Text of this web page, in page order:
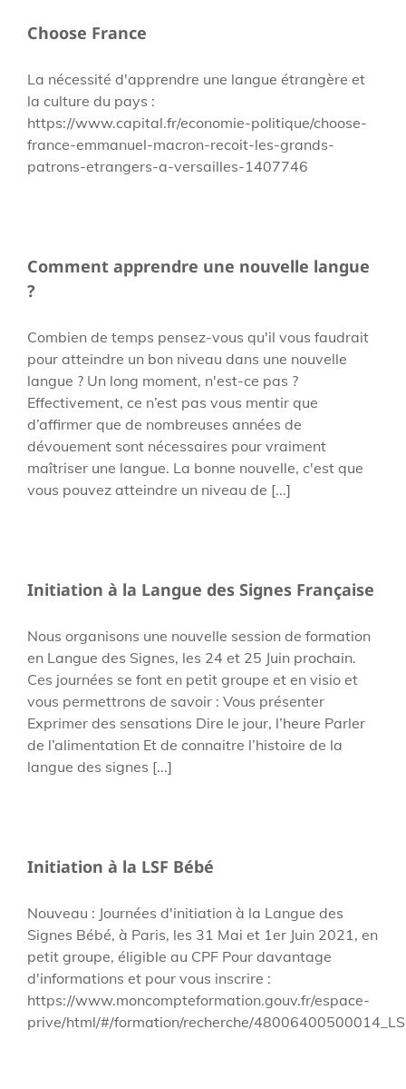
Choose France
La nécessité d'apprendre une langue étrangère et
la culture du pays :
https://www.capital.fr/economie-politique/choose-
france-emmanuel-macron-recoit-les-grands-
patrons-etrangers-a-versailles-1407746
Comment apprendre une nouvelle langue
?
Combien de temps pensez-vous qu'il vous faudrait
pour atteindre un bon niveau dans une nouvelle
langue ? Un long moment, n'est-ce pas ?
Effectivement, ce n’est pas vous mentir que
d’affirmer que de nombreuses années de
dévouement sont nécessaires pour vraiment
maîtriser une langue. La bonne nouvelle, c'est que
vous pouvez atteindre un niveau de [...]
Initiation à la Langue des Signes Française
Nous organisons une nouvelle session de formation
en Langue des Signes, les 24 et 25 Juin prochain.
Ces journées se font en petit groupe et en visio et
vous permettrons de savoir : Vous présenter
Exprimer des sensations Dire le jour, l’heure Parler
de l’alimentation Et de connaitre l’histoire de la
langue des signes [...]
Initiation à la LSF Bébé
Nouveau : Journées d'initiation à la Langue des
Signes Bébé, à Paris, les 31 Mai et 1er Juin 2021, en
petit groupe, éligible au CPF Pour davantage
d'informations et pour vous inscrire :
https://www.moncompteformation.gouv.fr/espace-
prive/html/#/formation/recherche/